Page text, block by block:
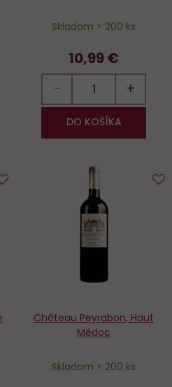
Skladom > 200 ks
10,99 €
− +
DO KOŠÍKA
Château Peyrabon, Haut
Médoc
Skladom > 200 ks